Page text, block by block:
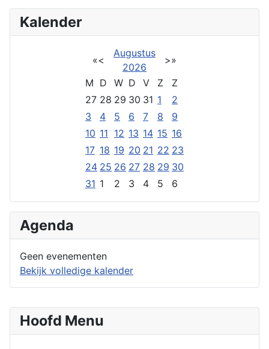
Hoofd Menu
Kalender
«<
Augustus
2026
>»
M D W D V Z
Z
27 28 29 30 31 1
2
3
4 5 6 7 8
9
10 11 12 13 14 15 16
17 18 19 20 21 22 23
24 25 26 27 28 29 30
31 1 2 3 4 5 6
Agenda
Geen evenementen
Bekijk volledige kalender